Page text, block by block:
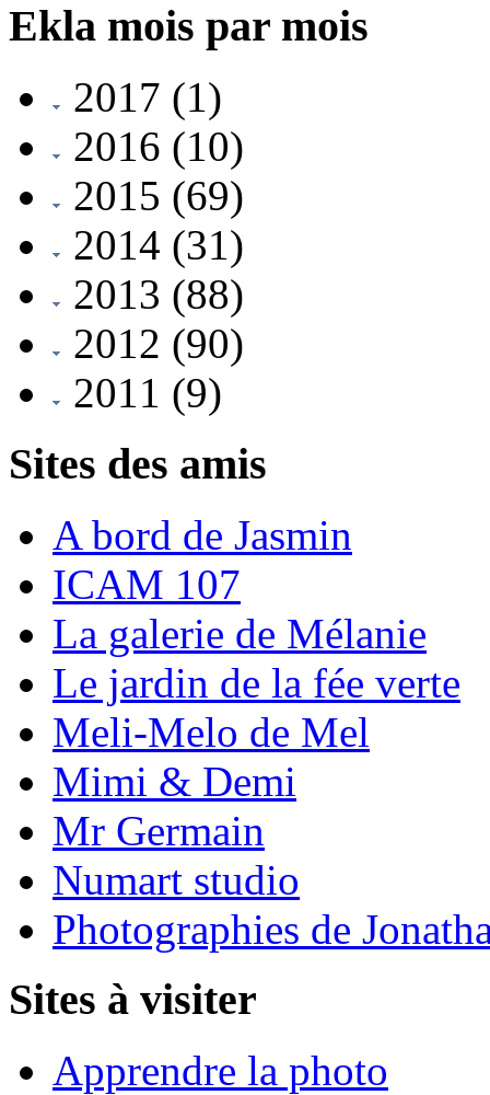
Ekla mois par mois
2017 (1)
2016 (10)
2015 (69)
2014 (31)
2013 (88)
2012 (90)
2011 (9)
Sites des amis
A bord de Jasmin
ICAM 107
La galerie de Mélanie
Le jardin de la fée verte
Meli-Melo de Mel
Mimi & Demi
Mr Germain
Numart studio
Photographies de
Sites à visiter
Apprendre la photo